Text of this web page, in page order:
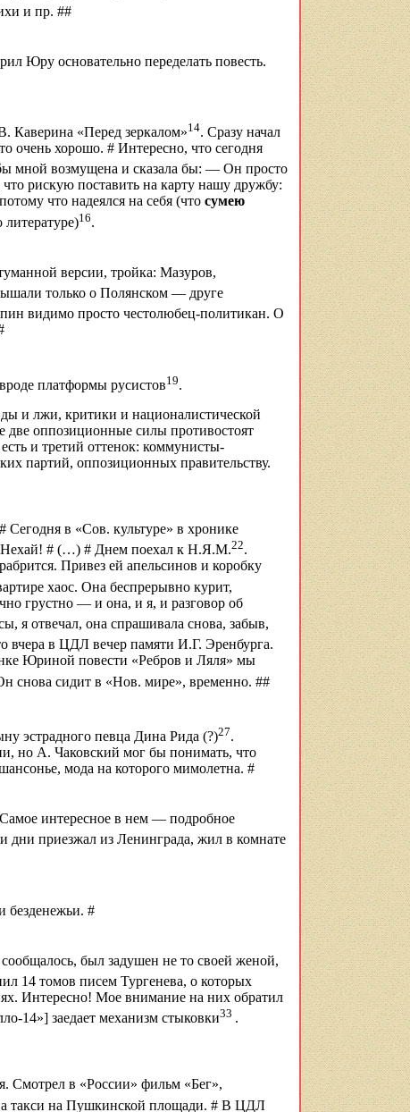
и пр. ##
Юру основательно переделать повесть.
Каверина «Перед зеркалом»14. Сразу начал
очень хорошо. # Интересно, что сегодня
мной возмущена и сказала бы: — Он просто
рискую поставить на карту нашу дружбу:
что надеялся на себя (что сумею
литературе)16.
версии, тройка: Мазуров,
только о Полянском — друге
видимо просто честолюбец-политикан. О
платформы русистов19.
и лжи, критики и националистической
две оппозиционные силы противостоят
и третий оттенок: коммунисты-
партий, оппозиционных правительству.
Сегодня в «Сов. культуре» в хронике
! # (…) # Днем поехал к Н.Я.М.22.
Привез ей апельсинов и коробку
хаос. Она беспрерывно курит,
грустно — и она, и я, и разговор об
я отвечал, она спрашивала снова, забыв,
вчера в ЦДЛ вечер памяти И.Г. Эренбурга.
Юриной повести «Ребров и Ляля» мы
снова сидит в «Нов. мире», временно. ##
эстрадного певца Дина Рида (?)27.
но А. Чаковский мог бы понимать, что
мода на которого мимолетна. #
интересное в нем — подробное
дни приезжал из Ленинграда, жил в комнате
безденежьи. #
был задушен не то своей женой,
14 томов писем Тургенева, о которых
Интересно! Мое внимание на них обратил
14»] заедает механизм стыковки33 .
Смотрел в «России» фильм «Бег»,
такси на Пушкинской площади. # В ЦДЛ